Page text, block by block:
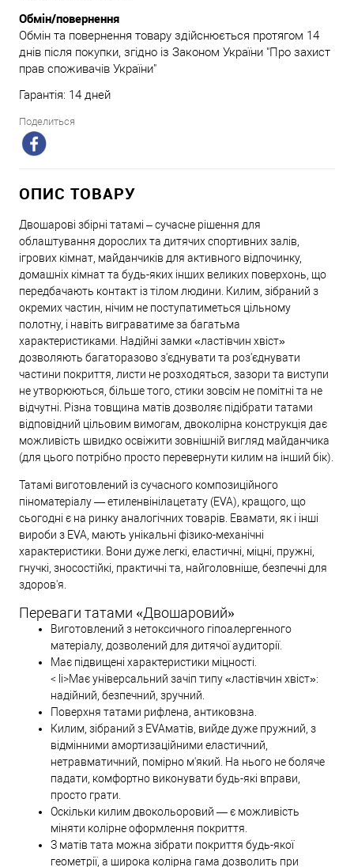
Обмін/повернення
Обмін та повернення товару здійснюється протягом 14
днів після покупки, згідно із Законом України "Про захист
прав споживачів України"
Гарантія: 14 дней
Поделиться
ОПИС ТОВАРУ
Двошарові збірні татамі – сучасне рішення для
облаштування дорослих та дитячих спортивних залів,
ігрових кімнат, майданчиків для активного відпочинку,
домашніх кімнат та будь-яких інших великих поверхонь, що
передбачають контакт із тілом людини. Килим, зібраний з
окремих частин, нічим не поступатиметься цільному
полотну, і навіть виграватиме за багатьма
характеристиками. Надійні замки «ластівчин хвіст»
дозволяють багаторазово з'єднувати та роз'єднувати
частини покриття, листи не розходяться, зазори та виступи
не утворюються, більше того, стики зовсім не помітні та не
відчутні. Різна товщина матів дозволяє підібрати татами
відповідний цільовим вимогам, двоколірна конструкція дає
можливість швидко освіжити зовнішній вигляд майданчика
(для цього потрібно просто перевернути килим на інший бік).
Татамі виготовлений із сучасного композиційного
піноматеріалу — етиленвінілацетату (EVA), кращого, що
сьогодні є на ринку аналогічних товарів. Евамати, як і інші
вироби з EVA, мають унікальні фізико-механічні
характеристики. Вони дуже легкі, еластичні, міцні, пружні,
гнучкі, зносостійкі, практичні та, найголовніше, безпечні для
здоров'я.
Переваги татами «Двошаровий»
Виготовлений з нетоксичного гіпоалергенного
матеріалу, дозволений для дитячої аудиторії.
Має підвищені характеристики міцності.
< li>Має універсальний зачіп типу «ластівчин хвіст»:
надійний, безпечний, зручний.
Поверхня татами рифлена, антиковзна.
Килим, зібраний з EVAматів, вийде дуже пружний, з
відмінними амортизаційними еластичний,
нетравматичний, помірно м'який. На нього не боляче
падати, комфортно виконувати будь-які вправи,
просто грати.
Оскільки килим двокольоровий — є можливість
міняти колірне оформлення покриття.
З матів тата можна зібрати покриття будь-якої
геометрії, а широка колірна гама дозволить при